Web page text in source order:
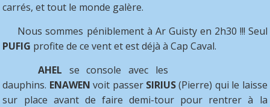
carrés, et tout le monde galère.
Nous sommes péniblement à Ar Guisty en 2h30 !!! Seul
PUFIG profite de ce vent et est déjà à Cap Caval.
AHEL se console avec les
dauphins. ENAWENvoit passer SIRIUS(Pierre) qui le laisse
sur place avant de faire demi-tour pour rentrer à la